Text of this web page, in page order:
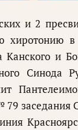
и 2
хиротонию
и
Синода
заседания